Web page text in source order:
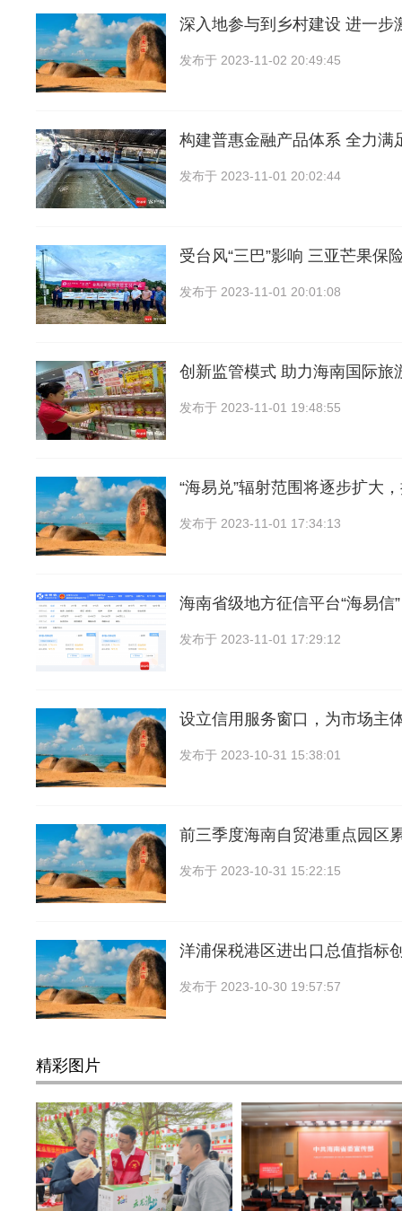
深入地参与到乡村建设 进一步
发布于 2023-11-02 20:49:45
构建普惠金融产品体系 全力满
发布于 2023-11-01 20:02:44
受台风“三巴”影响 三亚芒果保
发布于 2023-11-01 20:01:08
创新监管模式 助力海南国际旅
发布于 2023-11-01 19:48:55
“海易兑”辐射范围将逐步扩大
发布于 2023-11-01 17:34:13
海南省级地方征信平台“海易信
发布于 2023-11-01 17:29:12
设立信用服务窗口，为市场主
发布于 2023-10-31 15:38:01
前三季度海南自贸港重点园区
发布于 2023-10-31 15:22:15
洋浦保税港区进出口总值指标
发布于 2023-10-30 19:57:57
精彩图片